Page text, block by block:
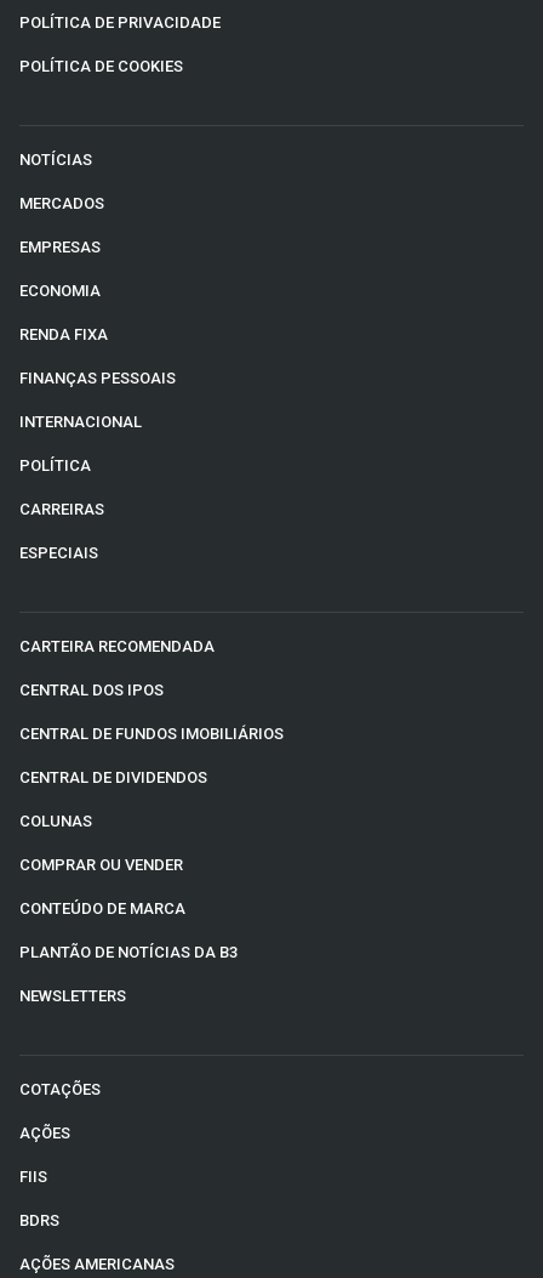
POLÍTICA DE PRIVACIDADE
POLÍTICA DE COOKIES
NOTÍCIAS
MERCADOS
EMPRESAS
ECONOMIA
RENDA FIXA
FINANÇAS PESSOAIS
INTERNACIONAL
POLÍTICA
CARREIRAS
ESPECIAIS
CARTEIRA RECOMENDADA
CENTRAL DOS IPOS
CENTRAL DE FUNDOS IMOBILIÁRIOS
CENTRAL DE DIVIDENDOS
COLUNAS
COMPRAR OU VENDER
CONTEÚDO DE MARCA
PLANTÃO DE NOTÍCIAS DA B3
NEWSLETTERS
COTAÇÕES
AÇÕES
FIIS
BDRS
AÇÕES AMERICANAS